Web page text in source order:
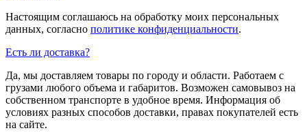
Настоящим соглашаюсь на обработку моих персональных
данных, согласно политике конфиденциальности.
Есть ли доставка?
Да, мы доставляем товары по городу и области. Работаем с
грузами любого объема и габаритов. Возможен самовывоз на
собственном транспорте в удобное время. Информация об
условиях разных способов доставки, правах покупателей есть
на сайте.